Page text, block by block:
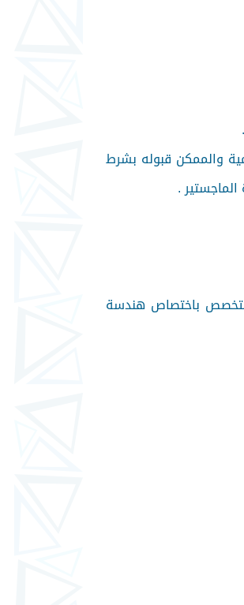
للجامعات الحكومية والممكن قبوله بشرط
التأهيل والتخصص باختصاص هندسة